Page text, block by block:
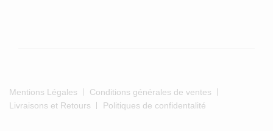
Mentions Légales
Conditions générales de ventes
Livraisons et Retours
Politiques de confidentalité